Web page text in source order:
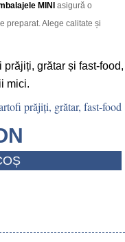
MINI asigură o
preparat. Alege calitate și
prăjiți, grătar, fast-food